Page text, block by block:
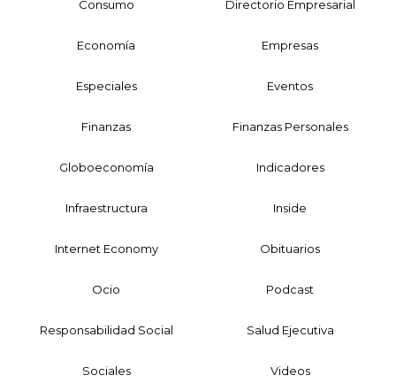
Consumo Directorio Empresarial
Economía Empresas
Especiales Eventos
Finanzas Finanzas Personales
Globoeconomía Indicadores
Infraestructura Inside
Internet Economy Obituarios
Ocio Podcast
Responsabilidad Social Salud Ejecutiva
Sociales Videos